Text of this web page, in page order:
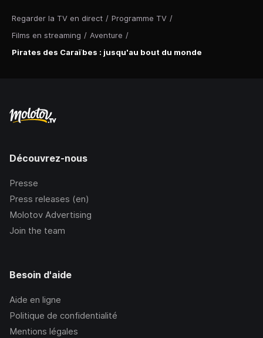
Regarder la TV en direct / Programme TV /
Films en streaming / Aventure /
Pirates des Caraïbes : jusqu'au bout du monde
Découvrez-nous
Presse
Press releases (en)
Molotov Advertising
Join the team
Besoin d'aide
Aide en ligne
Politique de confidentialité
Mentions légales